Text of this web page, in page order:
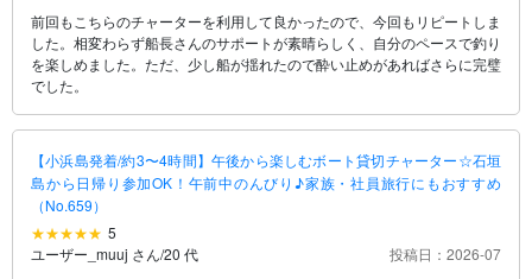
前回もこちらのチャーターを利用して良かったので、今回もリピートしま
した。相変わらず船長さんのサポートが素晴らしく、自分のペースで釣り
を楽しめました。ただ、少し船が揺れたので酔い止めがあればさらに完璧
でした。
【小浜島発着/約3〜4時間】午後から楽しむボート貸切チャーター☆石垣
島から日帰り参加OK！午前中のんびり♪家族・社員旅行にもおすすめ
（No.659）
5
ユーザー_muuj さん/20 代
投稿日：2026-07